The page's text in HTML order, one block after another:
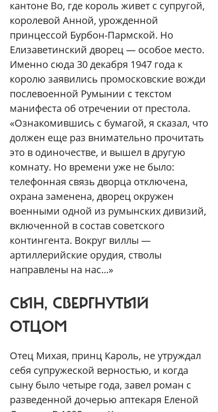
кантоне Во, где король живет с супругой,
королевой Анной, урожденной
принцессой Бурбон-Пармской. Но
Елизаветинский дворец — особое место.
Именно сюда 30 декабря 1947 года к
королю заявились промосковские вожди
послевоенной Румынии с текстом
манифеста об отречении от престола.
«Ознакомившись с бумагой, я сказал, что
должен еще раз внимательно прочитать
это в одиночестве, и вышел в другую
комнату. Но времени уже не было:
телефонная связь дворца отключена,
охрана заменена, дворец окружен
военными одной из румынских дивизий,
включенной в состав советского
контингента. Вокруг виллы —
артиллерийские орудия, стволы
направлены на нас...»
СЫН, СВЕРГНУТЫЙ
ОТЦОМ
Отец Михая, принц Кароль, не утруждал
себя супружеской верностью, и когда
сыну было четыре года, завел роман с
разведенной дочерью аптекаря Еленой